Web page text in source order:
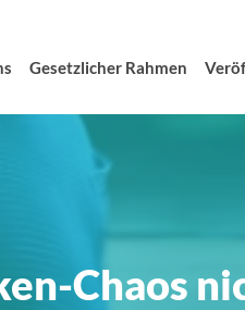
Gesetzlicher Rahmen
Chaos